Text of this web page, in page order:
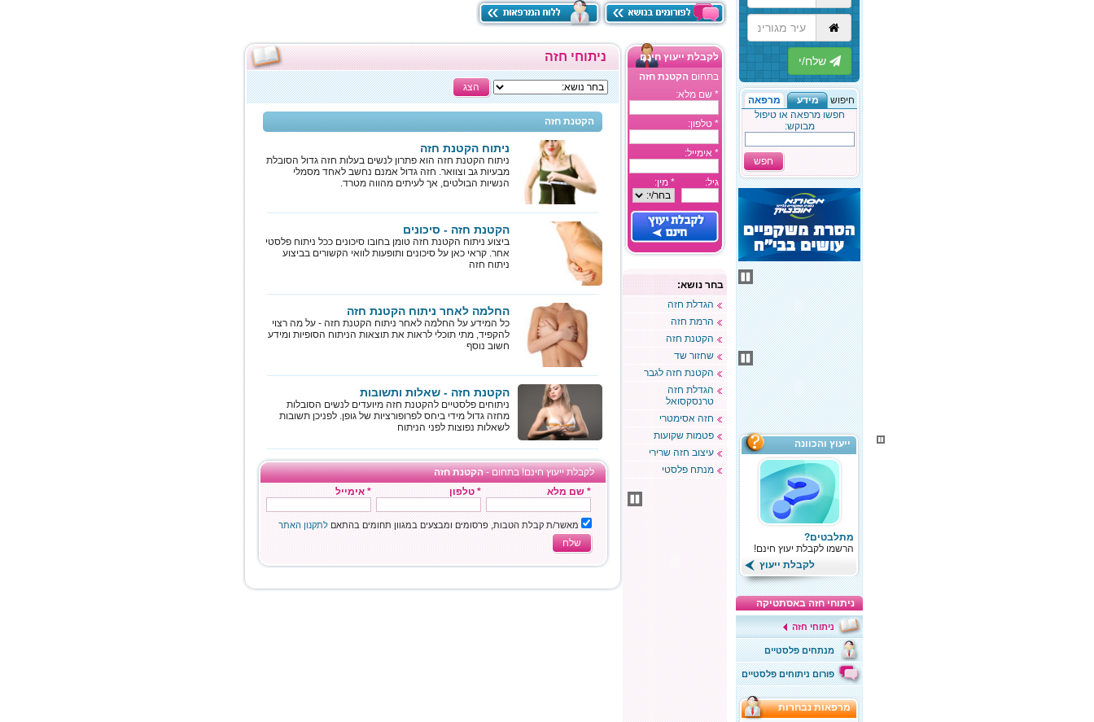
הבא
חיפוש מידע
מרפאה
חפשו מרפאה או טיפול
מבוקש:
חפש
ייעוץ והכוונה
מתלבטים?
הרשמו לקבלת יעוץ חינם!
לקבלת ייעוץ
ניתוחי חזה באסתטיקה
ניתוחי חזה
מנתחים פלסטיים
פורום ניתוחים פלסטיים
מרפאות נבחרות
לקבלת ייעוץ חינם
בתחום הקטנת חזה
* שם מלא:
* טלפון:
* אימייל:
* מין: גיל:
בחר נושא:
הגדלת חזה
הרמת חזה
הקטנת חזה
שחזור שד
הקטנת חזה לגבר
הגדלת חזה
טרנסקסואל
חזה אסימטרי
פטמות שקועות
עיצוב חזה שרירי
מנתח פלסטי
ניתוחי חזה
הצג
הקטנת חזה
ניתוח הקטנת חזה
ניתוח הקטנת חזה הוא פתרון לנשים בעלות חזה גדול הסובלת
מבעיות גב וצוואר. חזה גדול אמנם נחשב לאחד מסמלי
הנשיות הבולטים, אך לעיתים מהווה מטרד.
הקטנת חזה - סיכונים
ביצוע ניתוח הקטנת חזה טומן בחובו סיכונים ככל ניתוח פלסטי
אחר. קראי כאן על סיכונים ותופעות לוואי הקשורים בביצוע
ניתוח חזה
החלמה לאחר ניתוח הקטנת חזה
כל המידע על החלמה לאחר ניתוח הקטנת חזה - על מה רצוי
להקפיד, מתי תוכלי לראות את תוצאות הניתוח הסופיות ומידע
חשוב נוסף
הקטנת חזה - שאלות ותשובות
ניתוחים פלסטיים להקטנת חזה מיועדים לנשים הסובלות
מחזה גדול מידי ביחס לפרופורציות של גופן. לפניכן תשובות
לשאלות נפוצות לפני הניתוח
לקבלת ייעוץ חינם! בתחום -הקטנת חזה
* שם מלא
* טלפון * אימייל
מאשר/ת קבלת הטבות, פרסומים ומבצעים במגוון תחומים בהתאםלתקנון האתר
שלח